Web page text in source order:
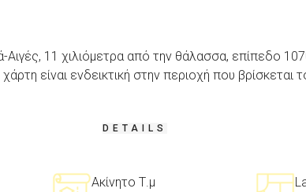
11 χιλιόμετρα από την θάλασσα, επίπεδο
είναι ενδεικτική στην περιοχή που βρίσκεται
DETAILS
Ακίνητο Τ.μ